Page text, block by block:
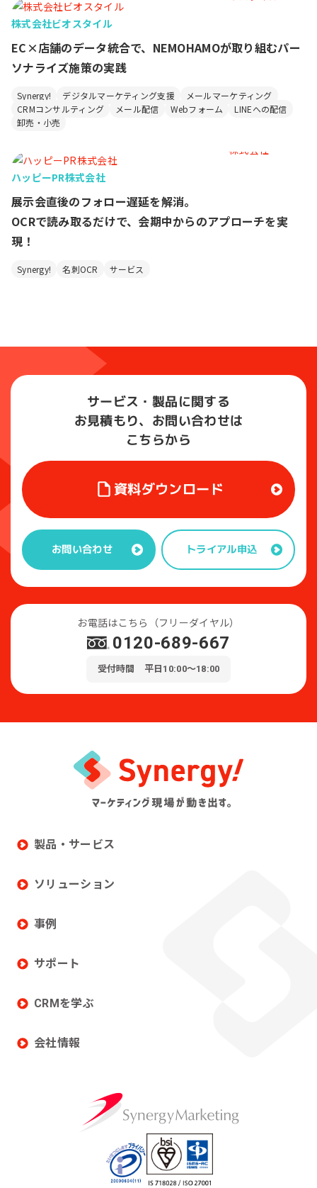
株式会社ビオスタイル
EC×店舗のデータ統合で、NEMOHAMOが取り組むパー
ソナライズ施策の実践
Synergy! デジタルマーケティング支援
メールマーケティング
CRMコンサルティング
メール配信 Webフォーム
LINEへの配信
卸売・小売
ハッピーPR株式会社
展示会直後のフォロー遅延を解消。
OCRで読み取るだけで、会期中からのアプローチを実
現！
Synergy! 名刺OCR サービス
サービス・製品に関する
お見積もり、お問い合わせは
こちらから
資料ダウンロード
お問い合わせ トライアル申込
お電話はこちら（フリーダイヤル）
0120-689-667
受付時間 平日10:00～18:00
製品・サービス
ソリューション
事例
サポート
CRMを学ぶ
会社情報